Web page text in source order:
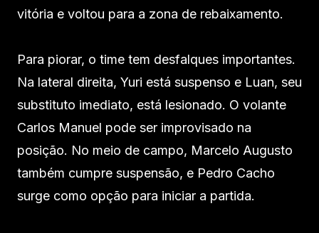
vitória e voltou para a zona de rebaixamento.
Para piorar, o time tem desfalques importantes.
Na lateral direita, Yuri está suspenso e Luan, seu
substituto imediato, está lesionado. O volante
Carlos Manuel pode ser improvisado na
posição. No meio de campo, Marcelo Augusto
também cumpre suspensão, e Pedro Cacho
surge como opção para iniciar a partida.